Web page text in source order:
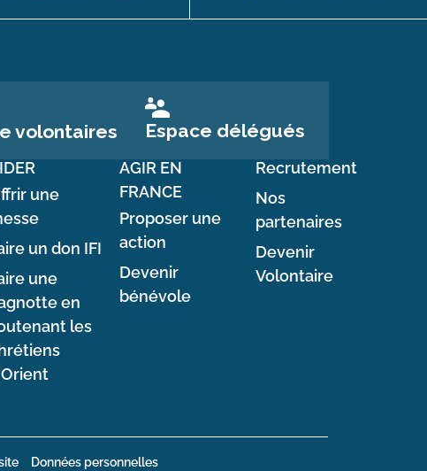
volontaires Espace délégués
une
un don IFI
une
en
les
AGIR EN
FRANCE
Proposer une
action
Devenir
bénévole
Recrutement
Nos
partenaires
Devenir
Volontaire
Données personnelles